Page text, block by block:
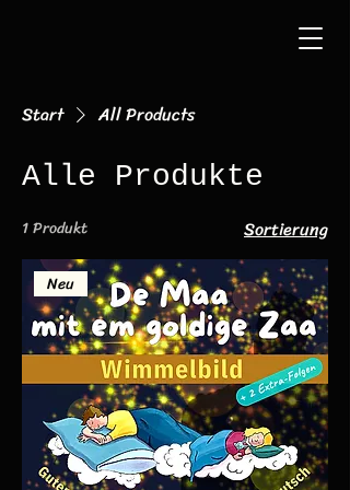
Start All Products
Alle Produkte
1 Produkt Sortierung
Neu